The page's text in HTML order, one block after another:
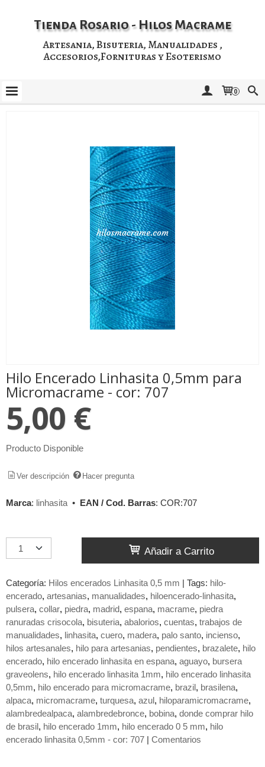
Tienda Rosario - Hilos Macrame
Artesania, Bisuteria, Manualidades ,
Accesorios,Fornituras y Esoterismo
0
Hilo Encerado Linhasita 0,5mm para
Micromacrame - cor: 707
5,00 €
Producto Disponible
Ver descripción Hacer pregunta
Marca: linhasita • EAN / Cod. Barras: COR:707
Añadir a Carrito
Categoría: Hilos encerados Linhasita 0,5 mm | Tags: hilo-
encerado artesanias manualidades hiloencerado-linhasita
pulsera collar piedra madrid espana macrame piedra
ranuradas crisocola bisuteria abalorios cuentas trabajos de
manualidades linhasita cuero madera palo santo incienso
hilos artesanales hilo para artesanias pendientes brazalete hilo
encerado hilo encerado linhasita en espana aguayo bursera
graveolens hilo encerado linhasita 1mm hilo encerado linhasita
0,5mm hilo encerado para micromacrame brazil brasilena
alpaca micromacrame turquesa azul hiloparamicromacrame
alambredealpaca alambredebronce bobina donde comprar hilo
de brasil hilo encerado 1mm hilo encerado 0 5 mm hilo
encerado linhasita 0,5mm - cor: 707 | Comentarios